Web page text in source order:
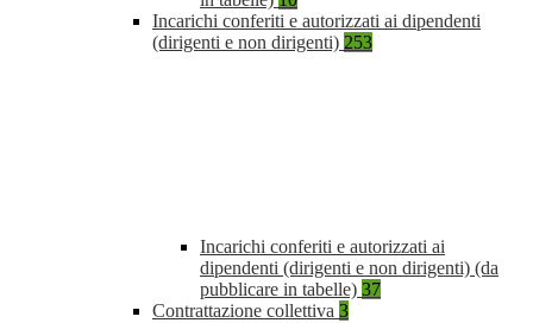
Incarichi conferiti e autorizzati ai dipendenti
(dirigenti e non dirigenti) 253
Incarichi conferiti e autorizzati ai
dipendenti (dirigenti e non dirigenti) (da
pubblicare in tabelle) 37
Contrattazione collettiva 3